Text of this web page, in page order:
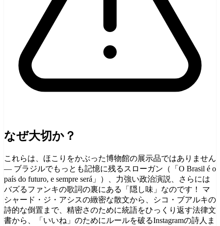
なぜ大切か？
これらは、ほこりをかぶった博物館の展示品ではありません
— ブラジルでもっとも記憶に残るスローガン（「O Brasil é o
país do futuro, e sempre será」）、力強い政治演説、さらには
バズるファンキの歌詞の裏にある「隠し味」なのです！ マ
シャード・ジ・アシスの緻密な散文から、シコ・ブアルキの
詩的な倒置まで、精密さのために統語をひっくり返す法律文
書から、「いいね」のためにルールを破るInstagramの詩人ま